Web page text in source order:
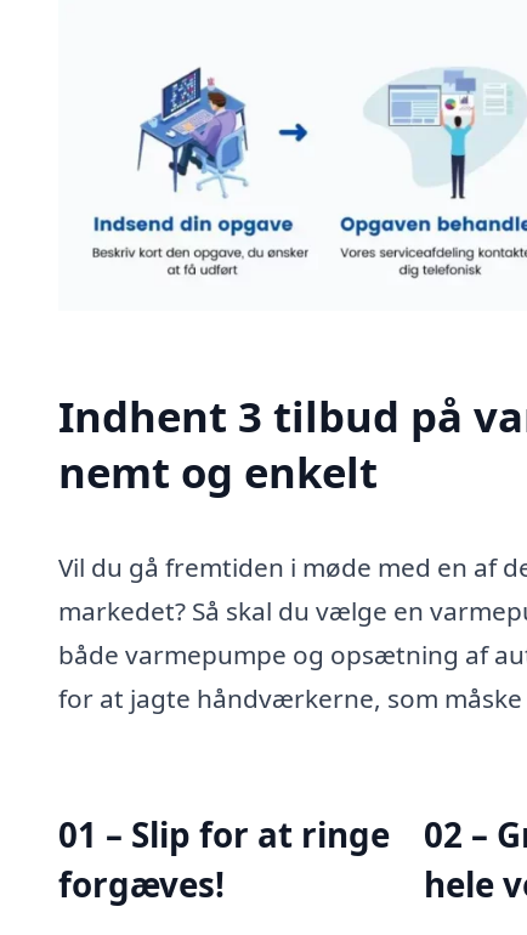
Indhent 3 tilbud på
nemt og enkelt
Vil du gå fremtiden i møde med en af
markedet? Så skal du vælge en
både varmepumpe og opsætning af
for at jagte håndværkerne, som
01 – Slip for at ringe
forgæves!
02 –
hele